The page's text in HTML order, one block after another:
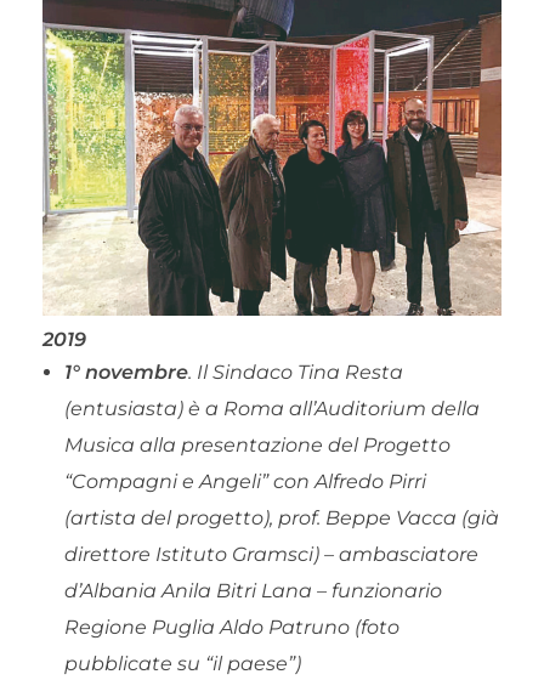
2019
1° novembre. Il Sindaco Tina Resta
(entusiasta) è a Roma all’Auditorium della
Musica alla presentazione del Progetto
“Compagni e Angeli” con Alfredo Pirri
(artista del progetto), prof. Beppe Vacca (già
direttore Istituto Gramsci) – ambasciatore
d’Albania Anila Bitri Lana – funzionario
Regione Puglia Aldo Patruno (foto
pubblicate su “il paese”)